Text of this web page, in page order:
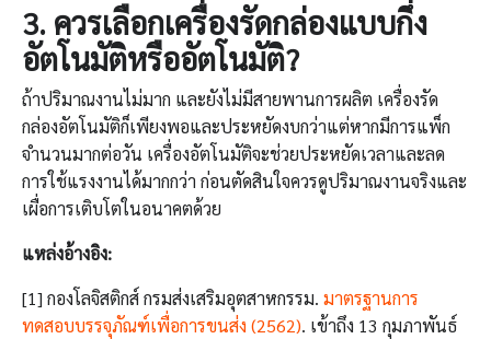
3. ควรเลือกเครื่องรัดกล่องแบบกึ่ง
อัตโนมัติหรืออัตโนมัติ?
ถ้าปริมาณงานไม่มาก และยังไม่มีสายพานการผลิต เครื่องรัด
กล่องอัตโนมัติก็เพียงพอและประหยัดงบกว่าแต่หากมีการแพ็ก
จำนวนมากต่อวัน เครื่องอัตโนมัติจะช่วยประหยัดเวลาและลด
การใช้แรงงานได้มากกว่า ก่อนตัดสินใจควรดูปริมาณงานจริงและ
เผื่อการเติบโตในอนาคตด้วย
แหล่งอ้างอิง:
[1] กองโลจิสติกส์ กรมส่งเสริมอุตสาหกรรม. มาตรฐานการ
ทดสอบบรรจุภัณฑ์เพื่อการขนส่ง (2562). เข้าถึง 13 กุมภาพันธ์